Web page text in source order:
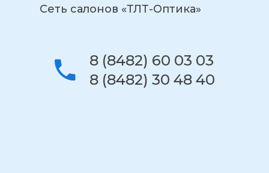
Сеть салонов «ТЛТ-Оптика»
8 (8482) 60 03 03
8 (8482) 30 48 40